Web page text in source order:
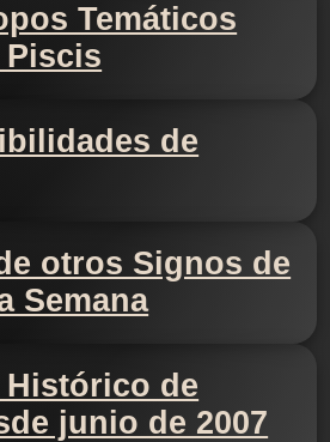
Temáticos
de
otros Signos de
Semana
de
junio de 2007